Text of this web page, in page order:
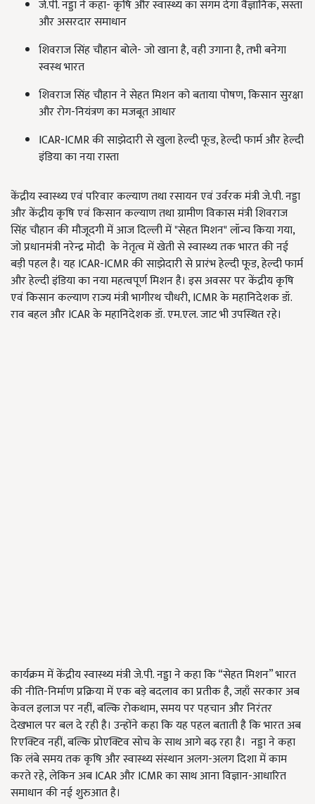
जे.पी. नड्डा ने कहा- कृषि और स्वास्थ्य का संगम देगा वैज्ञानिक, सस्ता
और असरदार समाधान
शिवराज सिंह चौहान बोले- जो खाना है, वही उगाना है, तभी बनेगा
स्वस्थ भारत
शिवराज सिंह चौहान ने सेहत मिशन को बताया पोषण, किसान सुरक्षा
और रोग-नियंत्रण का मजबूत आधार
ICAR-ICMR की साझेदारी से खुला हेल्दी फूड, हेल्दी फार्म और हेल्दी
इंडिया का नया रास्ता
केंद्रीय स्वास्थ्य एवं परिवार कल्याण तथा रसायन एवं उर्वरक मंत्री जे.पी. नड्डा
और केंद्रीय कृषि एवं किसान कल्याण तथा ग्रामीण विकास मंत्री शिवराज
सिंह चौहान की मौजूदगी में आज दिल्ली में "सेहत मिशन" लॉन्च किया गया,
जो प्रधानमंत्री नरेन्द्र मोदी के नेतृत्व में खेती से स्वास्थ्य तक भारत की नई
बड़ी पहल है। यह ICAR-ICMR की साझेदारी से प्रारंभ हेल्दी फूड, हेल्दी फार्म
और हेल्दी इंडिया का नया महत्वपूर्ण मिशन है। इस अवसर पर केंद्रीय कृषि
एवं किसान कल्याण राज्य मंत्री भागीरथ चौधरी, ICMR के महानिदेशक डॉ.
राव बहल और ICAR के महानिदेशक डॉ. एम.एल. जाट भी उपस्थित रहे।
कार्यक्रम में केंद्रीय स्वास्थ्य मंत्री जे.पी. नड्डा ने कहा कि “सेहत मिशन” भारत
की नीति-निर्माण प्रक्रिया में एक बड़े बदलाव का प्रतीक है, जहाँ सरकार अब
केवल इलाज पर नहीं, बल्कि रोकथाम, समय पर पहचान और निरंतर
देखभाल पर बल दे रही है। उन्होंने कहा कि यह पहल बताती है कि भारत अब
रिएक्टिव नहीं, बल्कि प्रोएक्टिव सोच के साथ आगे बढ़ रहा है। नड्डा ने कहा
कि लंबे समय तक कृषि और स्वास्थ्य संस्थान अलग-अलग दिशा में काम
करते रहे, लेकिन अब ICAR और ICMR का साथ आना विज्ञान-आधारित
समाधान की नई शुरुआत है।